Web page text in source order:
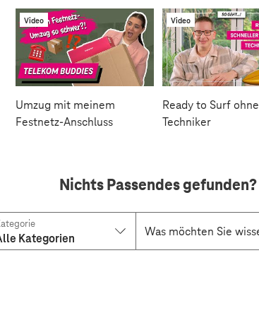
Video
Umzug mit meinem
Festnetz-Anschluss
Video
Ready to Surf ohne
Techniker
Nichts Passendes gefunden?
Kategorien